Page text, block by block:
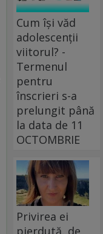
Cum își văd
adolescenții
viitorul? -
Termenul
pentru
înscrieri s-a
prelungit până
la data de 11
OCTOMBRIE
Privirea ei
pierdută, de